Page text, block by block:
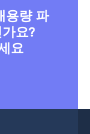
용량 파
요?
요